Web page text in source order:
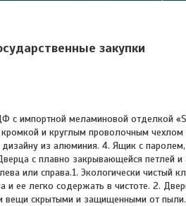
закупки
с импортной меламиновой отделкой
и круглым проволочным
из алюминия. 4. Ящик с
с плавно закрывающейся петлей
или справа.1. Экологически чистый
ее легко содержать в чистоте. 2.
вещи скрытыми и защищенными от